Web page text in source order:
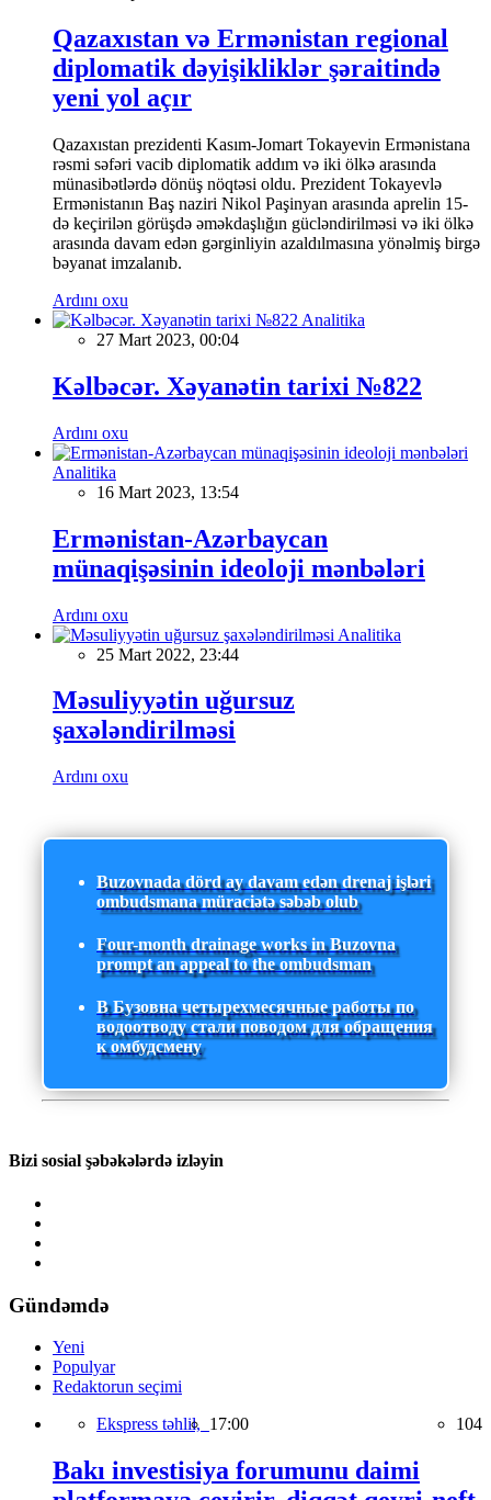
Qazaxıstan və Ermənistan regional
diplomatik dəyişikliklər şəraitində
yeni yol açır
Qazaxıstan prezidenti Kasım-Jomart Tokayevin Ermənistana
rəsmi səfəri vacib diplomatik addım və iki ölkə arasında
münasibətlərdə dönüş nöqtəsi oldu. Prezident Tokayevlə
Ermənistanın Baş naziri Nikol Paşinyan arasında aprelin 15-
də keçirilən görüşdə əməkdaşlığın gücləndirilməsi və iki ölkə
arasında davam edən gərginliyin azaldılmasına yönəlmiş birgə
bəyanat imzalanıb.
Ardını oxu
Analitika
27 Mart 2023, 00:04
Kəlbəcər. Xəyanətin tarixi №822
Ardını oxu
Analitika
16 Mart 2023, 13:54
Ermənistan-Azərbaycan
münaqişəsinin ideoloji mənbələri
Ardını oxu
Analitika
25 Mart 2022, 23:44
Məsuliyyətin uğursuz
şaxələndirilməsi
Ardını oxu
Buzovnada dörd ay davam edən drenaj işləri
ombudsmana müraciətə səbəb olub
Four-month drainage works in Buzovna
prompt an appeal to the ombudsman
В Бузовна четырехмесячные работы по
водоотводу стали поводом для обращения
к омбудсмену
Bizi sosial şəbəkələrdə izləyin
Gündəmdə
Yeni
Populyar
Redaktorun seçimi
Ekspress təhlil, 17:00 104
Bakı investisiya forumunu daimi